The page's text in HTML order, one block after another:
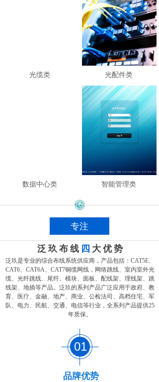
光缆类
智能管理类
数据中心类
光配件类
专注
泛玖是专业的综合布线系统供应商，产品包括：CAT5E、
CAT6、CAT6A、CAT7铜缆网线，网络跳线、室内室外光
缆、光纤跳线、尾纤、模块、面板、配线架、理线架、跳
线架、地插等产品。泛玖的系列产品广泛应用于政府、教
育、医疗、金融、地产、商业、公检法司、高档住宅、军
队、电力、民航、交通、电信等行业，全系列产品提供25
年质保。
泛玖布线 四 大优势
01
品牌优势